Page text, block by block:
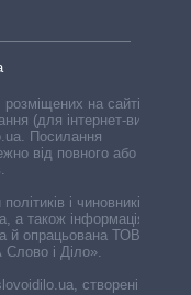
на сайті,
(для інтернет-видань
Посилання
від повного або
і чиновників,
а також інформація про
й опрацьована ТОВ «ІА
Слово і Діло».
створені ГО